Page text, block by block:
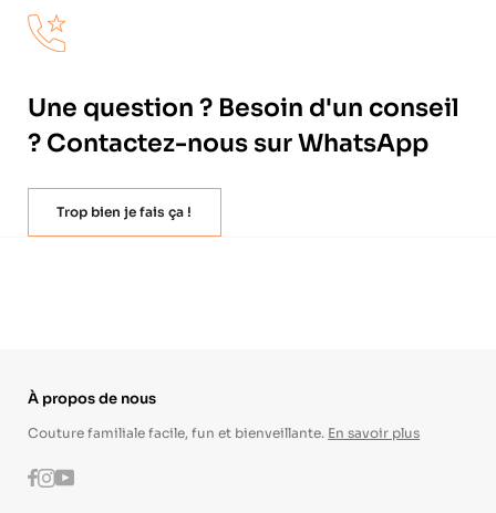
Une question ? Besoin d'un conseil
? Contactez-nous sur WhatsApp
Trop bien je fais ça !
À propos de nous
Couture familiale facile, fun et bienveillante. En savoir plus
Facebook
Instagram
Youtube